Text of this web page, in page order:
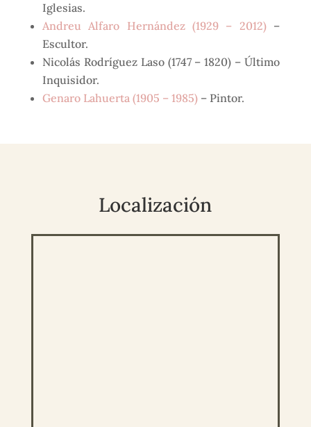
Iglesias.
Andreu Alfaro Hernández (1929 – 2012)–
Escultor.
Nicolás Rodríguez Laso (1747 – 1820) – Último
Inquisidor.
Genaro Lahuerta (1905 – 1985)– Pintor.
Localización